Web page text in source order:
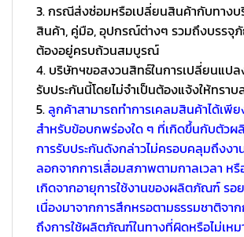
3. กรณีส่งซ่อมหรือเปลี่ยนสินค้ากับทาง
สินค้า, คู่มือ, อุปกรณ์ต่างๆ รวมถึงบรรจุ
ต้องอยู่ครบถ้วนสมบูรณ์
4. บริษัทฯขอสงวนสิทธ์ในการเปลี่ยนแปล
รับประกันนี้โดยไม่จำเป็นต้องแจ้งให้ทราบ
5.ลูกค้าสามารถทำการเคลมสินค้าได้เพี
สำหรับข้อบกพร่องใด ๆ ที่เกิดขึ้นกับตัว
การรับประกันดังกล่าวไม่ครอบคลุมถึงง
ลอกจากการเสื่อมสภาพตามกาลเวลา ห
เกิดจากอายุการใช้งานของผลิตภัณฑ์ รอ
เนื่องมาจากการสึกหรอตามธรรมชาติจาก
ถึงการใช้ผลิตภัณฑ์ในทางที่ผิดหรือไม่เหม